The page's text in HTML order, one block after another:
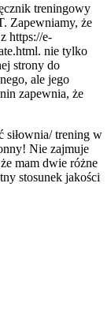
treningowy
Zapewniamy, że
https://e-
nie tylko
strony do
ale jego
zapewnia, że
siłownia/ trening w
Nie zajmuje
mam dwie różne
stosunek jakości